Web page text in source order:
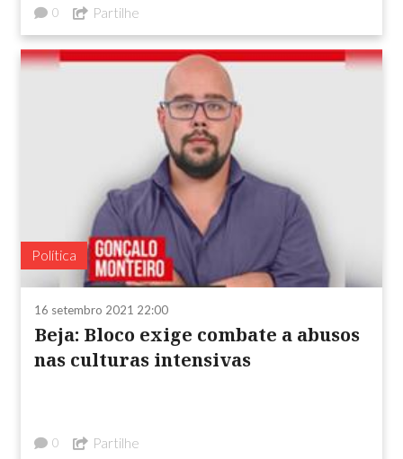
0 Partilhe
Política
16 setembro 2021 22:00
Beja: Bloco exige combate a abusos
nas culturas intensivas
0 Partilhe